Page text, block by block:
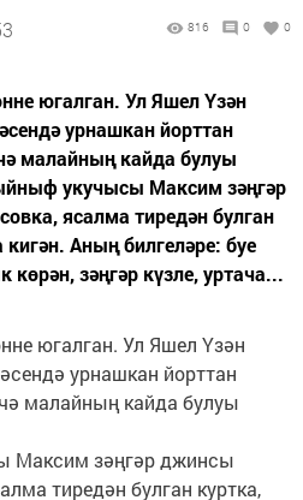
816 0 0
югалган. Ул Яшел Үзән
урнашкан йорттан
малайның кайда булуы
укучысы Максим зәңгәр
ясалма тиредән булган
Аның билгеләре: буе
зәңгәр күзле, уртача...
югалган. Ул Яшел Үзән
урнашкан йорттан
малайның кайда булуы
Максим зәңгәр джинсы
тиредән булган куртка,